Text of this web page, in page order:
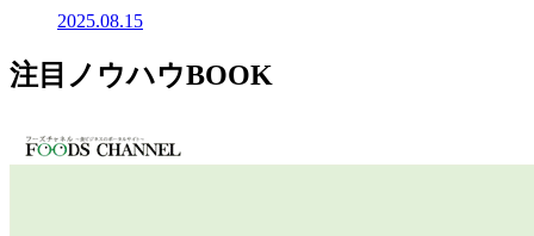
2025.08.15
注目ノウハウBOOK